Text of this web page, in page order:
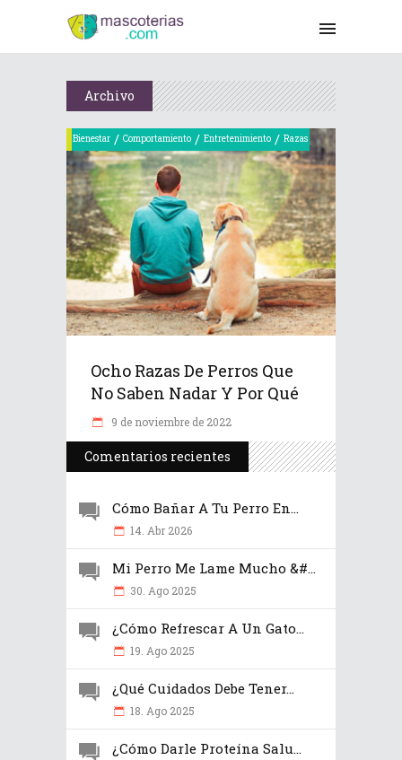
Archivo
Bienestar / Comportamiento / Entretenimiento / Razas
Ocho Razas De Perros Que
No Saben Nadar Y Por Qué
9 de noviembre de 2022
Comentarios recientes
Cómo Bañar A Tu Perro En...
14. Abr 2026
Mi Perro Me Lame Mucho &#...
30. Ago 2025
¿Cómo Refrescar A Un Gato...
19. Ago 2025
¿Qué Cuidados Debe Tener...
18. Ago 2025
¿Cómo Darle Proteína Salu...